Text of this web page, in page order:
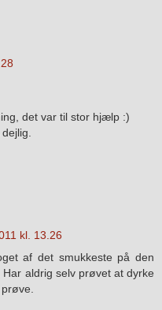
det var til stor hjælp :)
kl. 13.26
af det smukkeste på den
aldrig selv prøvet at dyrke